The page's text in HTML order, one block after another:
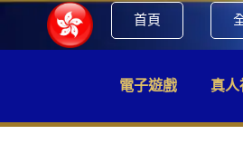
首頁
電子遊戲 真